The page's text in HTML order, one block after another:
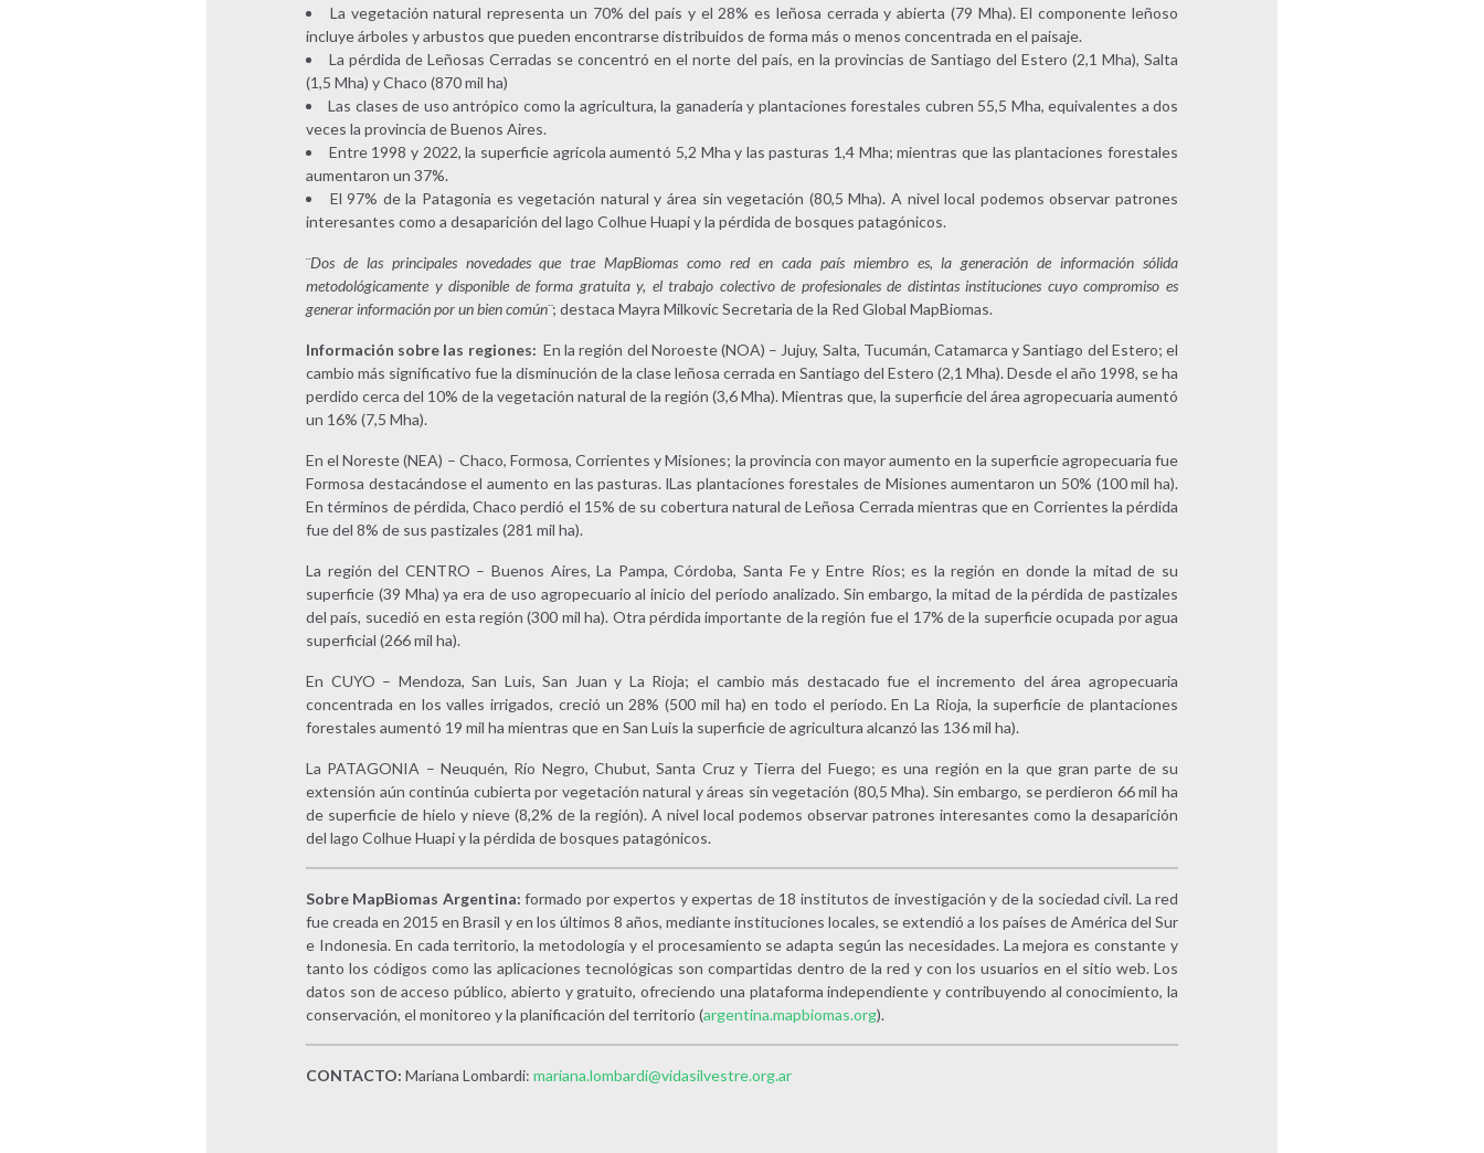
La vegetación natural representa un 70% del país y el 28% es leñosa cerrada y abierta (79 Mha). El componente leñoso
incluye árboles y arbustos que pueden encontrarse distribuidos de forma más o menos concentrada en el paisaje.
La pérdida de Leñosas Cerradas se concentró en el norte del país, en la provincias de Santiago del Estero (2,1 Mha), Salta
(1,5 Mha) y Chaco (870 mil ha)
Las clases de uso antrópico como la agricultura, la ganadería y plantaciones forestales cubren 55,5 Mha, equivalentes a dos
veces la provincia de Buenos Aires.
Entre 1998 y 2022, la superficie agrícola aumentó 5,2 Mha y las pasturas 1,4 Mha; mientras que las plantaciones forestales
aumentaron un 37%.
El 97% de la Patagonia es vegetación natural y área sin vegetación (80,5 Mha). A nivel local podemos observar patrones
interesantes como a desaparición del lago Colhue Huapi y la pérdida de bosques patagónicos.
¨Dos de las principales novedades que trae MapBiomas como red en cada país miembro es, la generación de información sólida
metodológicamente y disponible de forma gratuita y, el trabajo colectivo de profesionales de distintas instituciones cuyo compromiso es
generar información por un bien común¨; destaca Mayra Milkovic Secretaria de la Red Global MapBiomas.
Información sobre las regiones: En la región del Noroeste (NOA) – Jujuy, Salta, Tucumán, Catamarca y Santiago del Estero; el
cambio más significativo fue la disminución de la clase leñosa cerrada en Santiago del Estero (2,1 Mha). Desde el año 1998, se ha
perdido cerca del 10% de la vegetación natural de la región (3,6 Mha). Mientras que, la superficie del área agropecuaria aumentó
un 16% (7,5 Mha).
En el Noreste (NEA) – Chaco, Formosa, Corrientes y Misiones; la provincia con mayor aumento en la superficie agropecuaria fue
Formosa destacándose el aumento en las pasturas. lLas plantaciones forestales de Misiones aumentaron un 50% (100 mil ha).
En términos de pérdida, Chaco perdió el 15% de su cobertura natural de Leñosa Cerrada mientras que en Corrientes la pérdida
fue del 8% de sus pastizales (281 mil ha).
La región del CENTRO – Buenos Aires, La Pampa, Córdoba, Santa Fe y Entre Ríos; es la región en donde la mitad de su
superficie (39 Mha) ya era de uso agropecuario al inicio del período analizado. Sin embargo, la mitad de la pérdida de pastizales
del país, sucedió en esta región (300 mil ha). Otra pérdida importante de la región fue el 17% de la superficie ocupada por agua
superficial (266 mil ha).
En CUYO – Mendoza, San Luis, San Juan y La Rioja; el cambio más destacado fue el incremento del área agropecuaria
concentrada en los valles irrigados, creció un 28% (500 mil ha) en todo el período. En La Rioja, la superficie de plantaciones
forestales aumentó 19 mil ha mientras que en San Luis la superficie de agricultura alcanzó las 136 mil ha).
La PATAGONIA – Neuquén, Río Negro, Chubut, Santa Cruz y Tierra del Fuego; es una región en la que gran parte de su
extensión aún continúa cubierta por vegetación natural y áreas sin vegetación (80,5 Mha). Sin embargo, se perdieron 66 mil ha
de superficie de hielo y nieve (8,2% de la región). A nivel local podemos observar patrones interesantes como la desaparición
del lago Colhue Huapi y la pérdida de bosques patagónicos.
Sobre MapBiomas Argentina:formado por expertos y expertas de 18 institutos de investigación y de la sociedad civil. La red
fue creada en 2015 en Brasil y en los últimos 8 años, mediante instituciones locales, se extendió a los países de América del Sur
e Indonesia. En cada territorio, la metodología y el procesamiento se adapta según las necesidades. La mejora es constante y
tanto los códigos como las aplicaciones tecnológicas son compartidas dentro de la red y con los usuarios en el sitio web. Los
datos son de acceso público, abierto y gratuito, ofreciendo una plataforma independiente y contribuyendo al conocimiento, la
conservación, el monitoreo y la planificación del territorio (argentina.mapbiomas.org).
CONTACTO: Mariana Lombardi: mariana.lombardi@vidasilvestre.org.ar